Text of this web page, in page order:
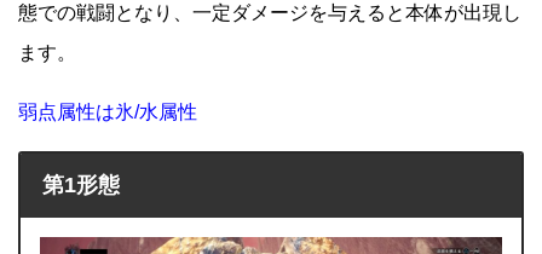
態での戦闘となり、一定ダメージを与えると本体が出現し
ます。
弱点属性は氷/水属性
第1形態